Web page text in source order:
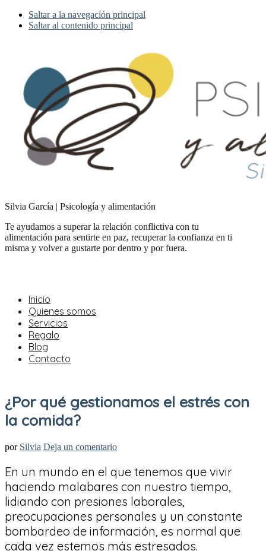
Saltar a la navegación principal
Saltar al contenido principal
Silvia García | Psicología y alimentación
Te ayudamos a superar la relación conflictiva con tu
alimentación para sentirte en paz, recuperar la confianza en ti
misma y volver a gustarte por dentro y por fuera.
Inicio
Quienes somos
Servicios
Regalo
Blog
Contacto
¿Por qué gestionamos el estrés con
la comida?
por Silvia Deja un comentario
En un mundo en el que tenemos que vivir
haciendo malabares con nuestro tiempo,
lidiando con presiones laborales,
preocupaciones personales y un constante
bombardeo de información, es normal que
cada vez estemos más estresados.